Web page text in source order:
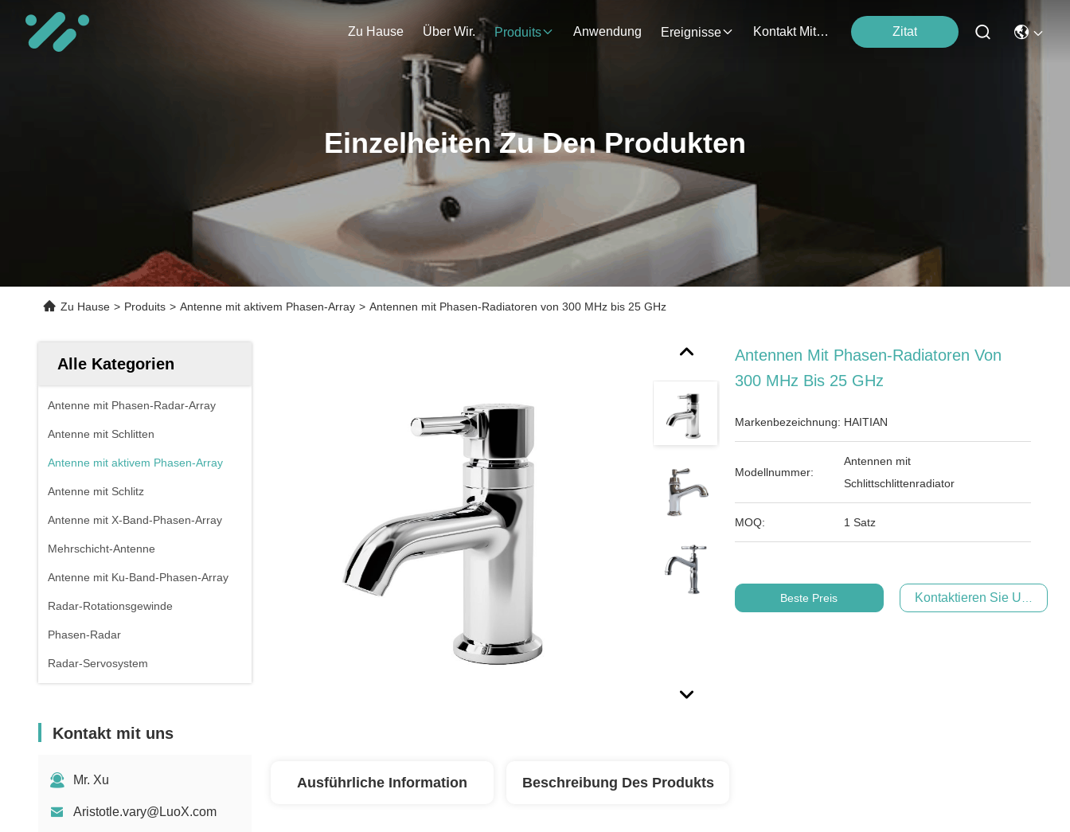
Zu Hause Über Wir. Produits Anwendung Ereignisse Kontakt Mit Uns Zitat
Einzelheiten Zu Den Produkten
Zu Hause > Produits > Antenne mit aktivem Phasen-Array > Antennen mit Phasen-Radiatoren von 300 MHz bis 25 GHz
Alle Kategorien
Antenne mit Phasen-Radar-Array
Antenne mit Schlitten
Antenne mit aktivem Phasen-Array
Antenne mit Schlitz
Antenne mit X-Band-Phasen-Array
Mehrschicht-Antenne
Antenne mit Ku-Band-Phasen-Array
Radar-Rotationsgewinde
Phasen-Radar
Radar-Servosystem
Kontakt mit uns
Mr. Xu
Aristotle.vary@LuoX.com
Antennen Mit Phasen-Radiatoren Von
300 MHz Bis 25 GHz
Markenbezeichnung: HAITIAN
Modellnummer:
Antennen mit
Schlittschlittenradiator
MOQ: 1 Satz
Beste Preis Kontaktieren Sie Uns Jetzt
Ausführliche Information Beschreibung Des Produkts